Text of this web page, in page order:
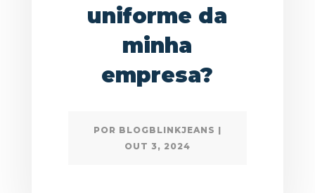
uniforme da
minha
empresa?
POR BLOGBLINKJEANS |
OUT 3, 2024